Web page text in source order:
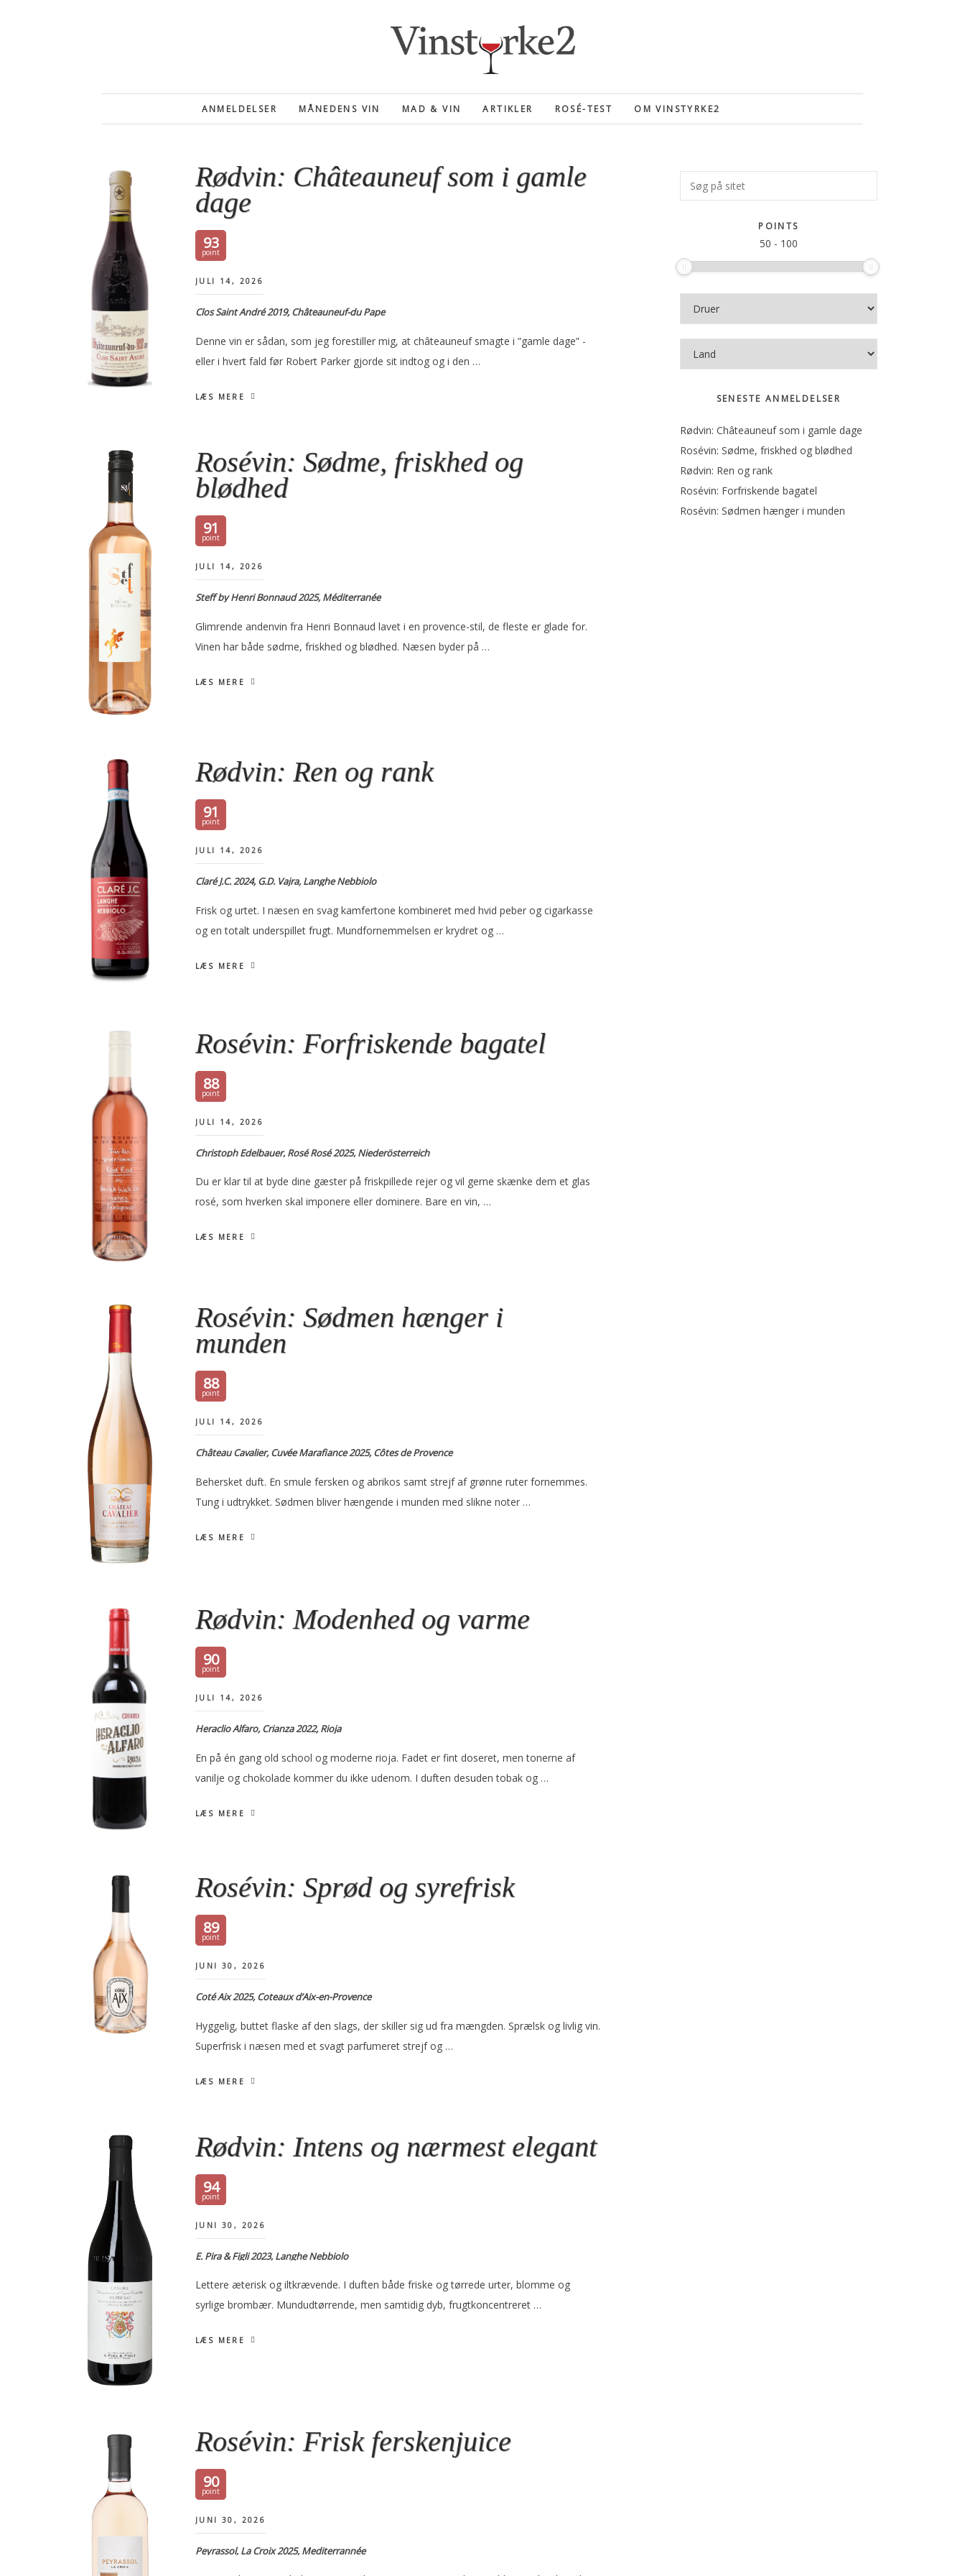
ANMELDELSER MÅNEDENS VIN MAD & VIN ARTIKLER ROSÉ-TEST OM VINSTYRKE2
Rødvin: Châteauneuf som i gamle
dage
93
JULI 14, 2026
Clos Saint André 2019, Châteauneuf-du Pape
Denne vin er sådan, som jeg forestiller mig, at châteauneuf smagte i ”gamle dage” -
eller i hvert fald før Robert Parker gjorde sit indtog og i den …
LÆS MERE
Rosévin: Sødme, friskhed og
blødhed
91
JULI 14, 2026
Steff by Henri Bonnaud 2025, Méditerranée
Glimrende andenvin fra Henri Bonnaud lavet i en provence-stil, de fleste er glade for.
Vinen har både sødme, friskhed og blødhed. Næsen byder på …
LÆS MERE
Rødvin: Ren og rank
91
JULI 14, 2026
Claré J.C. 2024, G.D. Vajra, Langhe Nebbiolo
Frisk og urtet. I næsen en svag kamfertone kombineret med hvid peber og cigarkasse
og en totalt underspillet frugt. Mundfornemmelsen er krydret og …
LÆS MERE
Rosévin: Forfriskende bagatel
88
JULI 14, 2026
Christoph Edelbauer, Rosé Rosé 2025, Niederösterreich
Du er klar til at byde dine gæster på friskpillede rejer og vil gerne skænke dem et glas
rosé, som hverken skal imponere eller dominere. Bare en vin, …
LÆS MERE
Rosévin: Sødmen hænger i
munden
88
JULI 14, 2026
Château Cavalier, Cuvée Marafiance 2025, Côtes de Provence
Behersket duft. En smule fersken og abrikos samt strejf af grønne ruter fornemmes.
Tung i udtrykket. Sødmen bliver hængende i munden med slikne noter …
LÆS MERE
Rødvin: Modenhed og varme
90
JULI 14, 2026
Heraclio Alfaro, Crianza 2022, Rioja
En på én gang old school og moderne rioja. Fadet er fint doseret, men tonerne af
vanilje og chokolade kommer du ikke udenom. I duften desuden tobak og …
LÆS MERE
Rosévin: Sprød og syrefrisk
89
JUNI 30, 2026
Coté Aix 2025, Coteaux d’Aix-en-Provence
Hyggelig, buttet flaske af den slags, der skiller sig ud fra mængden. Sprælsk og livlig vin.
Superfrisk i næsen med et svagt parfumeret strejf og …
LÆS MERE
Rødvin: Intens og nærmest elegant
94
JUNI 30, 2026
E. Pira & Figli 2023, Langhe Nebbiolo
Lettere æterisk og iltkrævende. I duften både friske og tørrede urter, blomme og
syrlige brombær. Mundudtørrende, men samtidig dyb, frugtkoncentreret …
LÆS MERE
Rosévin: Frisk ferskenjuice
90
JUNI 30, 2026
Peyrassol, La Croix 2025, Mediterrannée
Primær
Sidebar
Søg
på
POINTS
50 - 100
SENESTE ANMELDELSER
Rødvin: Châteauneuf som i gamle dage
Rosévin: Sødme, friskhed og blødhed
Rødvin: Ren og rank
Rosévin: Forfriskende bagatel
Rosévin: Sødmen hænger i munden